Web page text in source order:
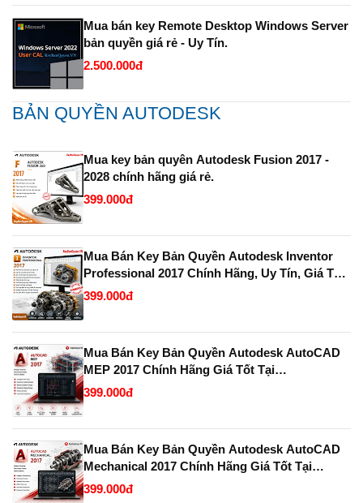
Mua bán key Remote Desktop Windows Server
bản quyền giá rẻ - Uy Tín.
2.500.000đ
BẢN QUYỀN AUTODESK
Mua key bản quyên Autodesk Fusion 2017 -
2028 chính hãng giá rẻ.
399.000đ
Mua Bán Key Bản Quyền Autodesk Inventor
Professional 2017 Chính Hãng, Uy Tín, Giá Tốt
Tại KeyBanQuyen.VN
399.000đ
Mua Bán Key Bản Quyền Autodesk AutoCAD
MEP 2017 Chính Hãng Giá Tốt Tại
KeyBanQuyen.VN
399.000đ
Mua Bán Key Bản Quyền Autodesk AutoCAD
Mechanical 2017 Chính Hãng Giá Tốt Tại
KeyBanQuyen.VN
399.000đ